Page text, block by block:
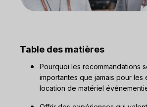
Table des matières
Pourquoi les recommandations
importantes que jamais pour les
location de matériel